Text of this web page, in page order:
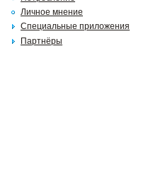
Личное мнение
Специальные приложения
Партнёры